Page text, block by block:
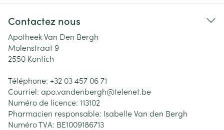
Contactez nous
Apotheek Van Den Bergh
Molenstraat 9
2550 Kontich
Téléphone: +32 03 457 06 71
Courriel: apo.vandenbergh@telenet.be
Numéro de licence: 113102
Pharmacien responsable: Isabelle Van den Bergh
Numéro TVA: BE1009186713